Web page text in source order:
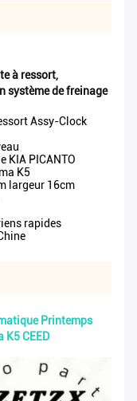
à ressort,
système de freinage
Assy-Clock
KIA PICANTO
K5
largeur 16cm
rapides
Printemps
CEED